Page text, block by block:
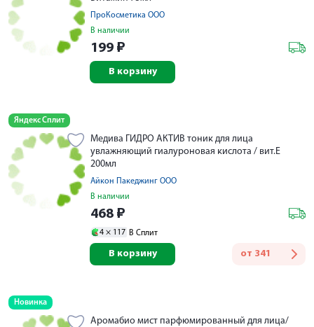
ПроКосметика ООО
В наличии
199 ₽
В корзину
Яндекс Сплит
Медива ГИДРО АКТИВ тоник для лица
увлажняющий гиалуроновая кислота / вит.E
200мл
Айкон Пакеджинг ООО
В наличии
468 ₽
4 × 117 В Сплит
от 341
В корзину
Новинка
Аромабио мист парфюмированный для лица/